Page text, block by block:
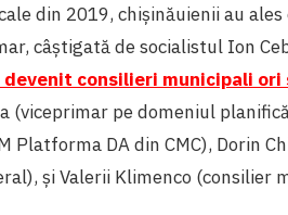
din 2019, chișinăuienii au
câștigată de socialistul Ion
consilieri municipali
(viceprimar pe domeniul
Platforma DA din CMC), Dorin
și Valerii Klimenco (consilier